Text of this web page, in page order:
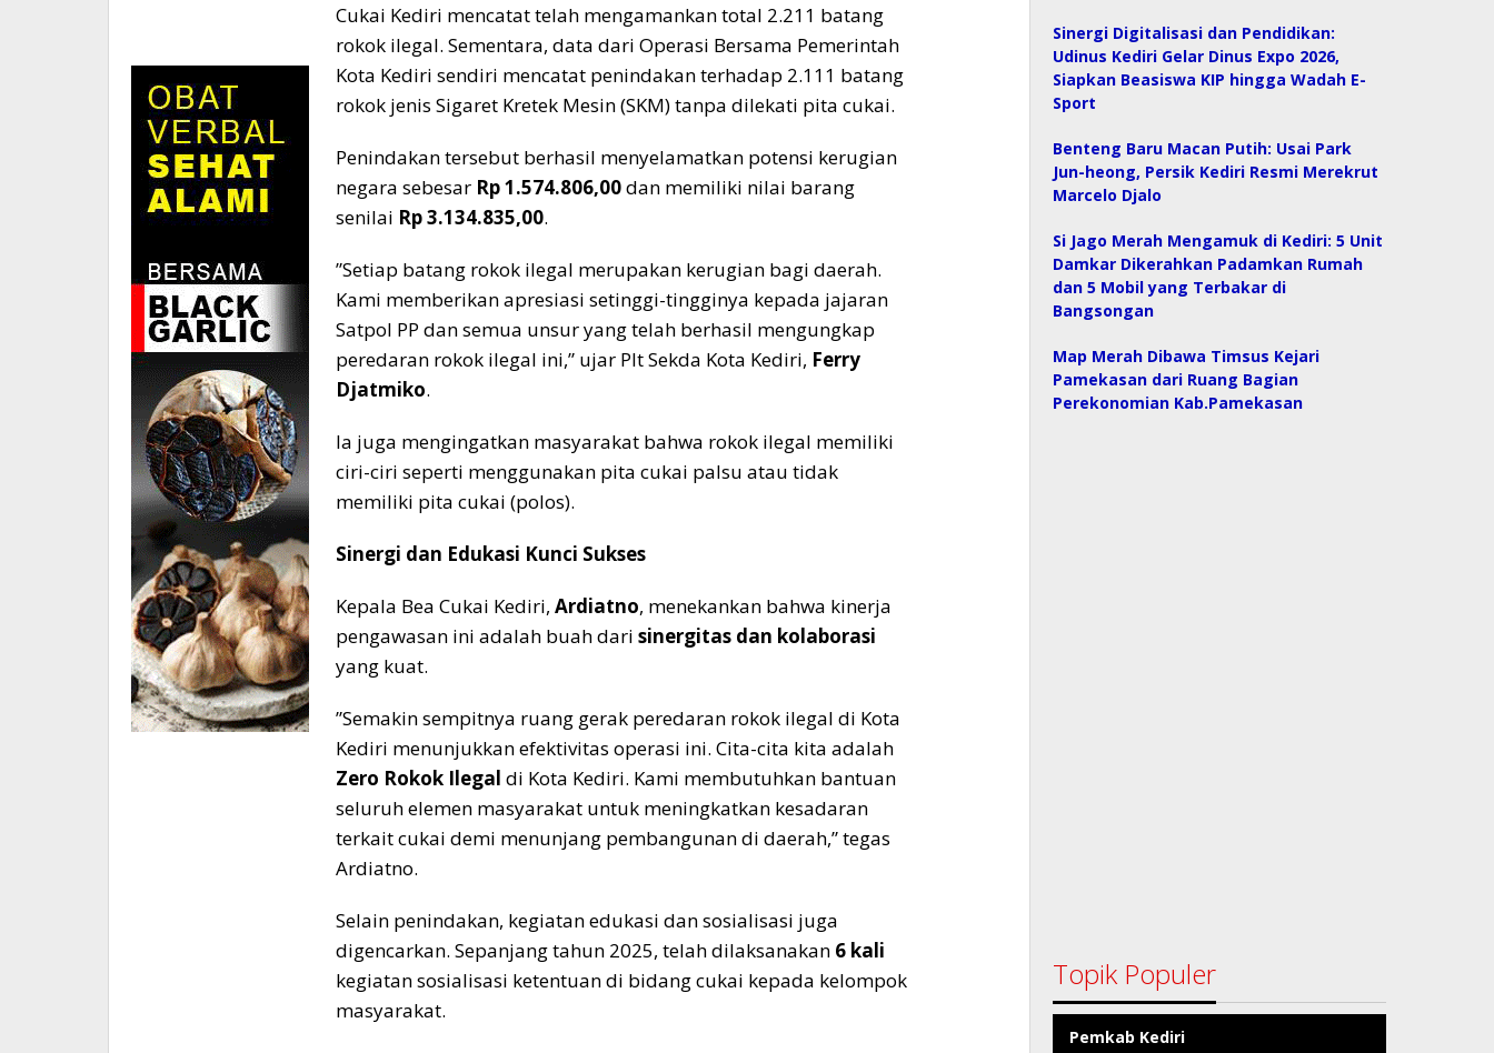
Cukai Kediri mencatat telah mengamankan total 2.211 batang
rokok ilegal. Sementara, data dari Operasi Bersama Pemerintah
Kota Kediri sendiri mencatat penindakan terhadap 2.111 batang
rokok jenis Sigaret Kretek Mesin (SKM) tanpa dilekati pita cukai.
​Penindakan tersebut berhasil menyelamatkan potensi kerugian
negara sebesar Rp 1.574.806,00dan memiliki nilai barang
senilai Rp 3.134.835,00.
​”Setiap batang rokok ilegal merupakan kerugian bagi daerah.
Kami memberikan apresiasi setinggi-tingginya kepada jajaran
Satpol PP dan semua unsur yang telah berhasil mengungkap
peredaran rokok ilegal ini,” ujar Plt Sekda Kota Kediri, Ferry
Djatmiko.
Ia juga mengingatkan masyarakat bahwa rokok ilegal memiliki
ciri-ciri seperti menggunakan pita cukai palsu atau tidak
memiliki pita cukai (polos).
​Sinergi dan Edukasi Kunci Sukses
​Kepala Bea Cukai Kediri, Ardiatno, menekankan bahwa kinerja
pengawasan ini adalah buah dari sinergitas dan kolaborasi
yang kuat.
​”Semakin sempitnya ruang gerak peredaran rokok ilegal di Kota
Kediri menunjukkan efektivitas operasi ini. Cita-cita kita adalah
Zero Rokok Ilegal di Kota Kediri. Kami membutuhkan bantuan
seluruh elemen masyarakat untuk meningkatkan kesadaran
terkait cukai demi menunjang pembangunan di daerah,” tegas
Ardiatno.
​Selain penindakan, kegiatan edukasi dan sosialisasi juga
digencarkan. Sepanjang tahun 2025, telah dilaksanakan 6 kali
kegiatan sosialisasi ketentuan di bidang cukai kepada kelompok
masyarakat.
Sinergi Digitalisasi dan Pendidikan:
Udinus Kediri Gelar Dinus Expo 2026,
Siapkan Beasiswa KIP hingga Wadah E-
Sport
Benteng Baru Macan Putih: Usai Park
Jun-heong, Persik Kediri Resmi Merekrut
Marcelo Djalo
Si Jago Merah Mengamuk di Kediri: 5 Unit
Damkar Dikerahkan Padamkan Rumah
dan 5 Mobil yang Terbakar di
Bangsongan
Map Merah Dibawa Timsus Kejari
Pamekasan dari Ruang Bagian
Perekonomian Kab.Pamekasan
Topik Populer
Pemkab Kediri